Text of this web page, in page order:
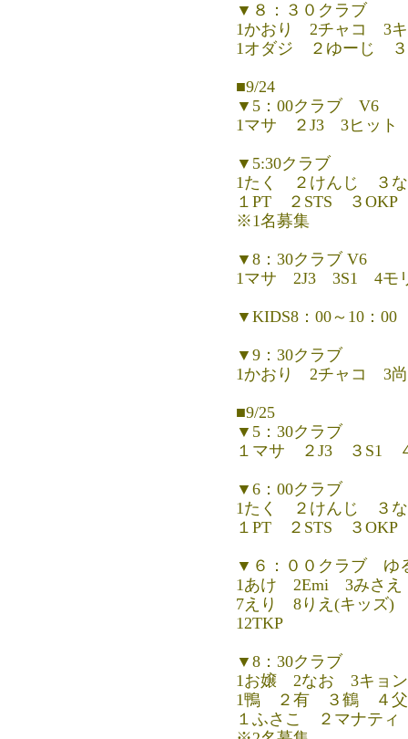
▼８：３０クラブ
1かおり 2チャコ 3
1オダジ ２ゆーじ
■9/24
▼5：00クラブ V6
1マサ ２J3 3ヒット
▼5:30クラブ
1たく ２けんじ ３
１PT ２STS ３
※1名募集
▼8：30クラブ V6
1マサ 2J3 3S1 4モ
▼KIDS8：00～10：00
▼9：30クラブ
1かおり 2チャコ 3
■9/25
▼5：30クラブ
１マサ ２J3 ３S1
▼6：00クラブ
1たく ２けんじ ３
１PT ２STS ３
▼６：００クラブ ゆ
1あけ 2Emi 3みさ
7えり 8りえ(キッ
12TKP
▼8：30クラブ
1お嬢 2なお 3キョ
1鴨 ２有 ３鶴 ４
１ふさこ ２マナテ